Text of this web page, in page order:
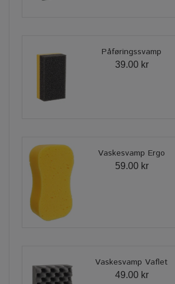
Påføringssvamp
39.00 kr
Vaskesvamp Ergo
59.00 kr
Vaskesvamp Vaflet
49.00 kr